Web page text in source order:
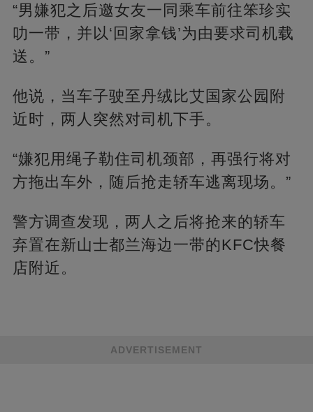
“男嫌犯之后邀女友一同乘车前往笨珍实
叻一带，并以‘回家拿钱’为由要求司机载
送。”
他说，当车子驶至丹绒比艾国家公园附
近时，两人突然对司机下手。
“嫌犯用绳子勒住司机颈部，再强行将对
方拖出车外，随后抢走轿车逃离现场。”
警方调查发现，两人之后将抢来的轿车
弃置在新山士都兰海边一带的KFC快餐
店附近。
ADVERTISEMENT